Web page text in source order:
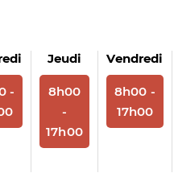
vous
-
Jeudi
Sur rendez-vous
8h00
-
17h00
Vendredi
Sur
8h00 -
17h00